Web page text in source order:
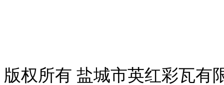
版权所有 盐城市英红彩瓦有